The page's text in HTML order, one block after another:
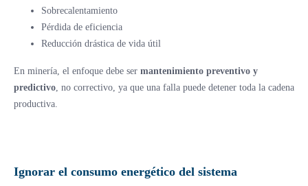
Sobrecalentamiento
Pérdida de eficiencia
Reducción drástica de vida útil
En minería, el enfoque debe ser mantenimiento preventivo y
predictivo , no correctivo, ya que una falla puede detener toda la cadena
productiva.
Ignorar el consumo energético del sistema